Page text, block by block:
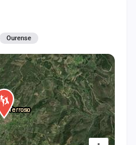
Ourense